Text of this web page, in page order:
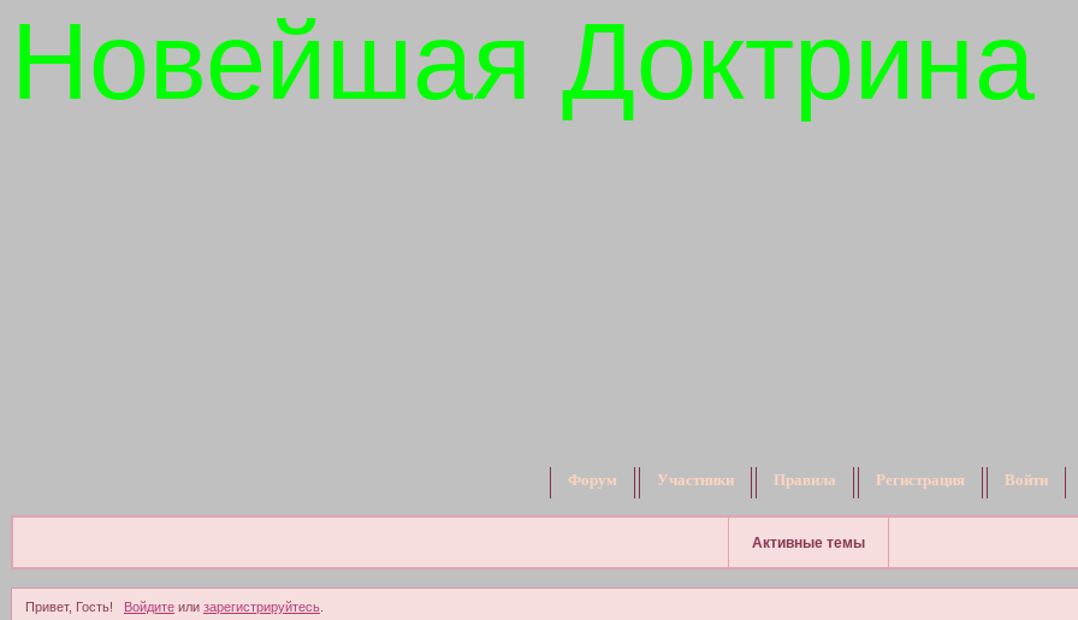
Новейшая Доктрина
Форум Участники Правила Регистрация Войти
Активные темы
Привет, Гость! Войдитеили зарегистрируйтесь.